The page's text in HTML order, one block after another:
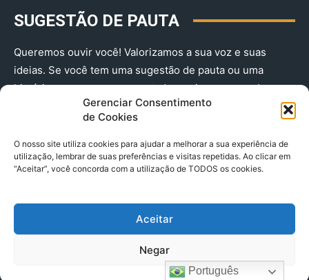
Gerenciar Consentimento
de Cookies
O nosso site utiliza cookies para ajudar a melhorar a sua experiência de
utilização, lembrar de suas preferências e visitas repetidas. Ao clicar em
“Aceitar”, você concorda com a utilização de TODOS os cookies.
Aceitar
Negar
SUGESTÃO DE PAUTA
Queremos ouvir você! Valorizamos a sua voz e suas
ideias. Se você tem uma sugestão de pauta ou uma
história que merece ser contada, envie-nos agora!
(91) 98224 - 3111
© 2025 A Província do Pará CNPJ: 04.901.141/0001-36 End .
Trav. Quintino Bocaiuva 2301, Ed. Rogério Fernandez – Sala
2701- Cremação – CEP 66045.315
Português